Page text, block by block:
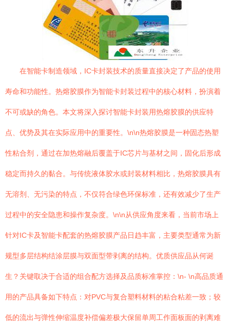
在智能卡制造领域，IC卡封装技术的质量直接决定了产品的使用
寿命和功能性。热熔胶膜作为智能卡封装过程中的核心材料，扮演着
不可或缺的角色。本文将深入探讨智能卡封装用热熔胶膜的供应特
点、优势及其在实际应用中的重要性。\n\n热熔胶膜是一种固态热塑
性粘合剂，通过在加热熔融后覆盖于IC芯片与基材之间，固化后形成
稳定而持久的黏合。与传统液体胶水或封装材料相比，热熔胶膜具有
无溶剂、无污染的特点，不仅符合绿色环保标准，还有效减少了生产
过程中的安全隐患和操作复杂度。\n\n从供应角度来看，当前市场上
针对IC卡及智能卡配套的热熔胶膜产品日趋丰富，主要类型通常为新
规型多层结构结涂层膜与双面型带剥离的结构。优质供应品从何诞
生？关键取决于合适的组合配方选择及品质标准掌控：\n- \n高品质通
用的产品具备如下特点：对PVC与复合塑料材料的粘合粘差一致；较
低的流出与弹性伸缩温度补偿偏差极大保留单周工作面板面的剥离难